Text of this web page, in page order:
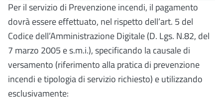
Per il servizio di Prevenzione incendi, il pagamento
dovrà essere effettuato, nel rispetto dell’art. 5 del
Codice dell’Amministrazione Digitale (D. Lgs. N.82, del
7 marzo 2005 e s.m.i.), specificando la causale di
versamento (riferimento alla pratica di prevenzione
incendi e tipologia di servizio richiesto) e utilizzando
esclusivamente: